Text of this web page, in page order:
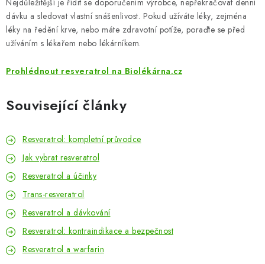
Nejdůležitější je řídit se doporučením výrobce, nepřekračovat denní
dávku a sledovat vlastní snášenlivost. Pokud užíváte léky, zejména
léky na ředění krve, nebo máte zdravotní potíže, poraďte se před
užíváním s lékařem nebo lékárníkem.
Prohlédnout resveratrol na Biolékárna.cz
Související články
Resveratrol: kompletní průvodce
Jak vybrat resveratrol
Resveratrol a účinky
Trans-resveratrol
Resveratrol a dávkování
Resveratrol: kontraindikace a bezpečnost
Resveratrol a warfarin